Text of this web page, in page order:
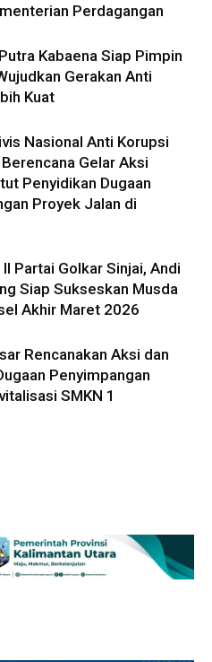
Perdagangan
Kabaena Siap Pimpin
Gerakan Anti
Kuat
Nasional Anti Korupsi
Gelar Aksi
Penyidikan Dugaan
Proyek Jalan di
II Partai Golkar Sinjai, Andi
Siap Sukseskan Musda
Akhir Maret 2026
Rencanakan Aksi dan
Penyimpangan
SMKN 1